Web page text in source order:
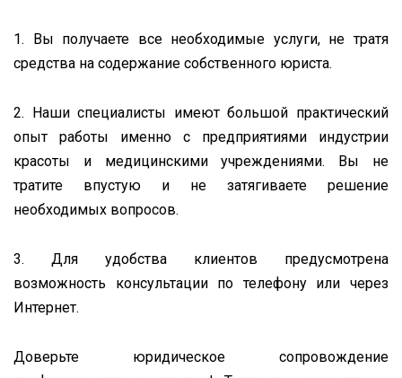
1. Вы получаете все необходимые услуги, не тратя
средства на содержание собственного юриста.
2. Наши специалисты имеют большой практический
опыт работы именно с предприятиями индустрии
красоты и медицинскими учреждениями. Вы не
тратите впустую и не затягиваете решение
необходимых вопросов.
3. Для удобства клиентов предусмотрена
возможность консультации по телефону или через
Интернет.
Доверьте юридическое сопровождение